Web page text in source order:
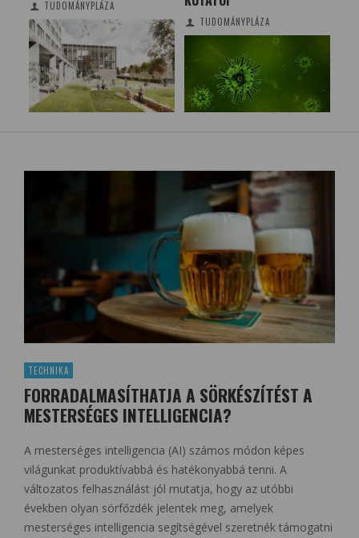
TUDOMÁNYPLÁZA
TUDOMÁNYPLÁZA
TECHNIKA
FORRADALMASÍTHATJA A SÖRKÉSZÍTÉST A
MESTERSÉGES INTELLIGENCIA?
A mesterséges intelligencia (AI) számos módon képes
világunkat produktívabbá és hatékonyabbá tenni. A
változatos felhasználást jól mutatja, hogy az utóbbi
években olyan sörfőzdék jelentek meg, amelyek
mesterséges intelligencia segítségével szeretnék támogatni